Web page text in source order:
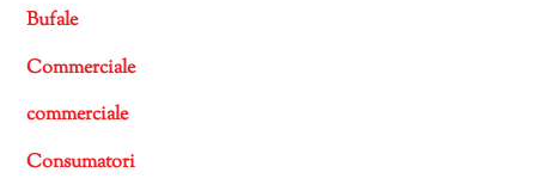
Bufale
Commerciale
commerciale
Consumatori